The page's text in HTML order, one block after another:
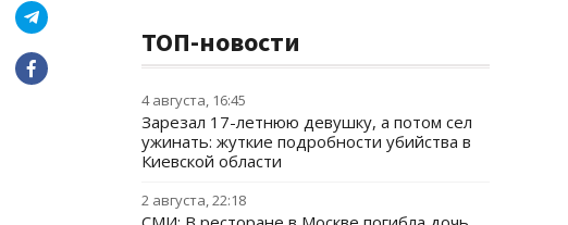
ТОП-новости
4 августа, 16:45
Зарезал 17-летнюю девушку, а потом сел
ужинать: жуткие подробности убийства в
Киевской области
2 августа, 22:18